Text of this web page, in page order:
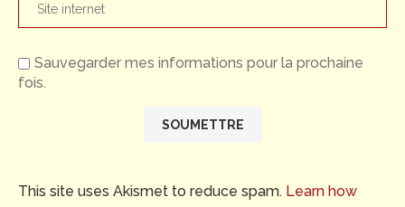
Sauvegarder mes informations pour la prochaine
fois.
This site uses Akismet to reduce spam. Learn how